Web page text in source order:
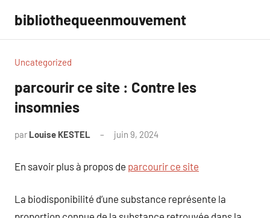
contenu
bibliothequeenmouvement
Uncategorized
parcourir ce site : Contre les
insomnies
par Louise KESTEL juin 9, 2024
En savoir plus à propos de parcourir ce site
La biodisponibilité d’une substance représente la